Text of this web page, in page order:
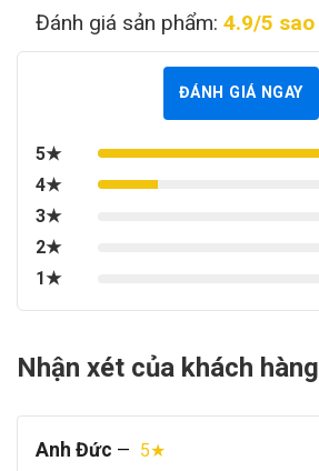
Đánh giá sản phẩm: 4.9/5 sao
5★
4★
3★
2★
1★
ĐÁNH GIÁ NGAY
Nhận xét của khách hàng
Anh Đức — 5★